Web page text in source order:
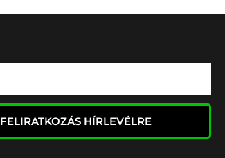
FELIRATKOZÁS HÍRLEVÉLRE